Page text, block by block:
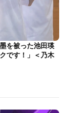
を被った池田瑛
です！」＜乃木